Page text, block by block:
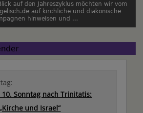
auf den Jahreszyklus möchten wir vom
auf kirchliche und diakonische
hinweisen und ...
10. Sonntag nach Trinitatis:
und Israel“